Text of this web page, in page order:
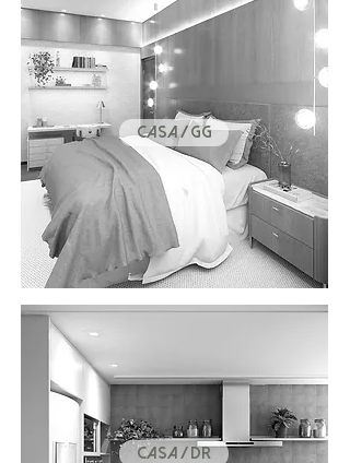
CASA / GG
CASA / DR